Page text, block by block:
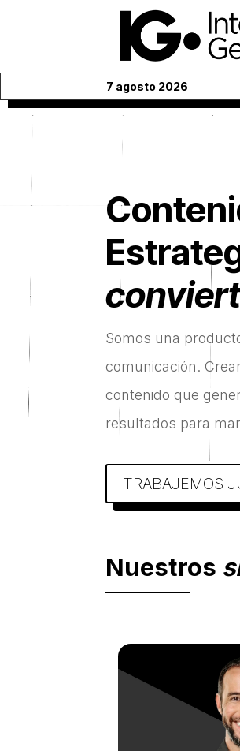
7 agosto 2026
Somos una
comunicación.
contenido que
resultados para
TRABAJEMOS
Nuestros